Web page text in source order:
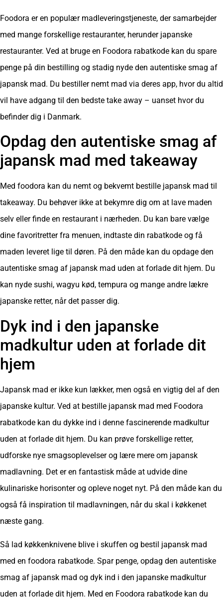
Foodora er en populær madleveringstjeneste, der samarbejder
med mange forskellige restauranter, herunder japanske
restauranter. Ved at bruge en Foodora rabatkode kan du spare
penge på din bestilling og stadig nyde den autentiske smag af
japansk mad. Du bestiller nemt mad via deres app, hvor du altid
vil have adgang til den bedste take away – uanset hvor du
befinder dig i Danmark.
Opdag den autentiske smag af
japansk mad med takeaway
Med foodora kan du nemt og bekvemt bestille japansk mad til
takeaway. Du behøver ikke at bekymre dig om at lave maden
selv eller finde en restaurant i nærheden. Du kan bare vælge
dine favoritretter fra menuen, indtaste din rabatkode og få
maden leveret lige til døren. På den måde kan du opdage den
autentiske smag af japansk mad uden at forlade dit hjem. Du
kan nyde sushi, wagyu kød, tempura og mange andre lækre
japanske retter, når det passer dig.
Dyk ind i den japanske
madkultur uden at forlade dit
hjem
Japansk mad er ikke kun lækker, men også en vigtig del af den
japanske kultur. Ved at bestille japansk mad med Foodora
rabatkode kan du dykke ind i denne fascinerende madkultur
uden at forlade dit hjem. Du kan prøve forskellige retter,
udforske nye smagsoplevelser og lære mere om japansk
madlavning. Det er en fantastisk måde at udvide dine
kulinariske horisonter og opleve noget nyt. På den måde kan du
også få inspiration til madlavningen, når du skal i køkkenet
næste gang.
Så lad køkkenknivene blive i skuffen og bestil japansk mad
med en foodora rabatkode. Spar penge, opdag den autentiske
smag af japansk mad og dyk ind i den japanske madkultur
uden at forlade dit hjem. Med en Foodora rabatkode kan du